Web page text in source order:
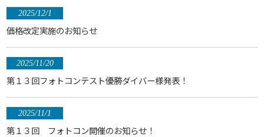
2025/12/1
価格改定実施のお知らせ
2025/11/20
第１３回フォトコンテスト優勝ダイバー様発表！
2025/11/1
第１３回 フォトコン開催のお知らせ！